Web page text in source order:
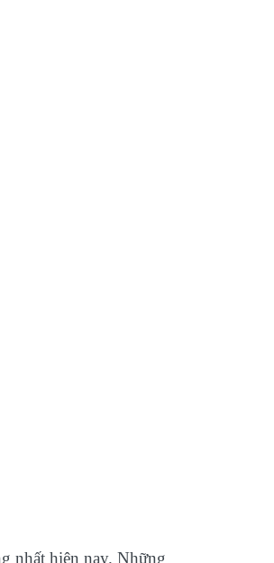
nhất hiện nay. Những